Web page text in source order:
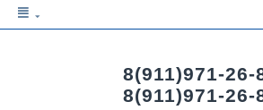
8(911)971-26-
8(911)971-26-